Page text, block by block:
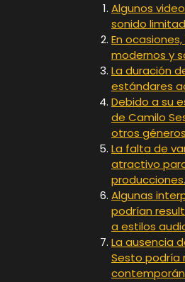
Algunos
sonido
En
modernos y
La duración
estándares
Debido a su
de Camilo
otros
La falta de
atractivo
producciones.
Algunas
podrían
a estilos
La ausencia
Sesto podría